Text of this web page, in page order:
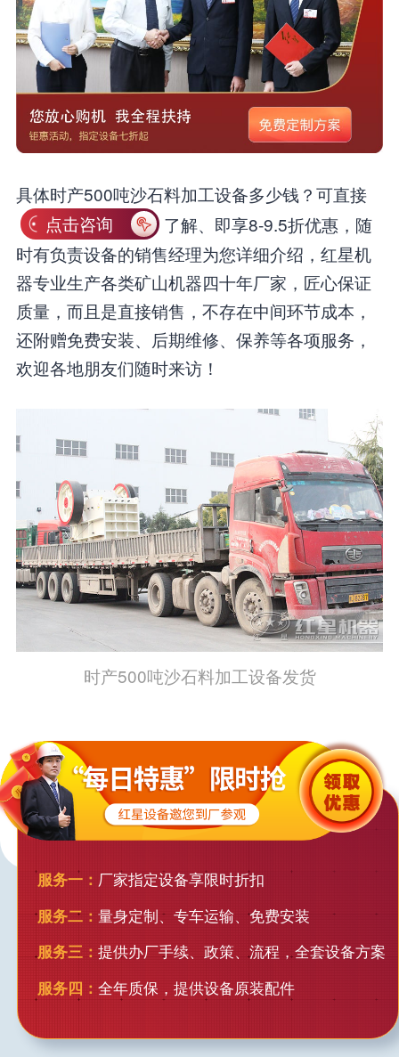
具体时产500吨沙石料加工设备多少钱？可直接
点击咨询
了解、即享8-9.5折优惠，随
时有负责设备的销售经理为您详细介绍，红星机
器专业生产各类矿山机器四十年厂家，匠心保证
质量，而且是直接销售，不存在中间环节成本，
还附赠免费安装、后期维修、保养等各项服务，
欢迎各地朋友们随时来访！
时产500吨沙石料加工设备发货
服务一： 厂家指定设备享限时折扣
服务二： 量身定制、专车运输、免费安装
服务三： 提供办厂手续、政策、流程，全套设备方案
服务四： 全年质保，提供设备原装配件